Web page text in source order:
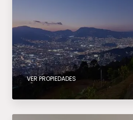
VER PROPIEDADES